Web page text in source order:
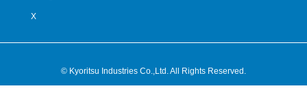
X
© Kyoritsu Industries Co.,Ltd. All Rights Reserved.